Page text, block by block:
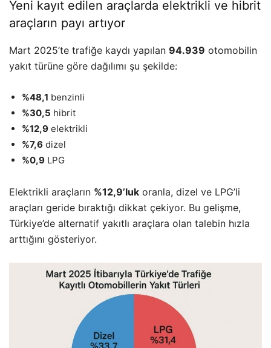
Yeni kayıt edilen araçlarda elektrikli ve hibrit
araçların payı artıyor
Mart 2025’te trafiğe kaydı yapılan 94.939 otomobilin
yakıt türüne göre dağılımı şu şekilde:
%48,1 benzinli
%30,5 hibrit
%12,9 elektrikli
%7,6 dizel
%0,9 LPG
Elektrikli araçların %12,9’luk oranla, dizel ve LPG’li
araçları geride bıraktığı dikkat çekiyor. Bu gelişme,
Türkiye’de alternatif yakıtlı araçlara olan talebin hızla
arttığını gösteriyor.